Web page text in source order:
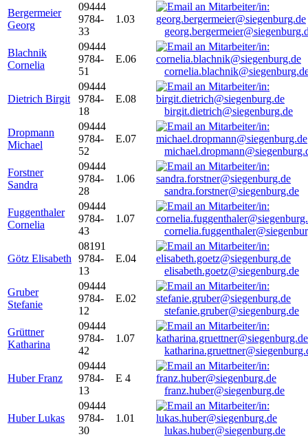
Bergermeier
Georg
09444
9784-
33
1.03
Blachnik
Cornelia
09444
9784-
51
E.06
Dietrich Birgit
09444
9784-
18
E.08
birgit.dietrich@siegenburg.de
Dropmann
Michael
09444
9784-
52
E.07
Forstner
Sandra
09444
9784-
28
1.06
sandra.forstner@siegenburg.de
Fuggenthaler
Cornelia
09444
9784-
43
1.07
Götz Elisabeth
08191
9784-
13
E.04
elisabeth.goetz@siegenburg.de
Gruber
Stefanie
09444
9784-
12
E.02
stefanie.gruber@siegenburg.de
Grüttner
Katharina
09444
9784-
42
1.07
Huber Franz
09444
9784-
13
E 4
franz.huber@siegenburg.de
Huber Lukas
09444
9784-
30
1.01
lukas.huber@siegenburg.de